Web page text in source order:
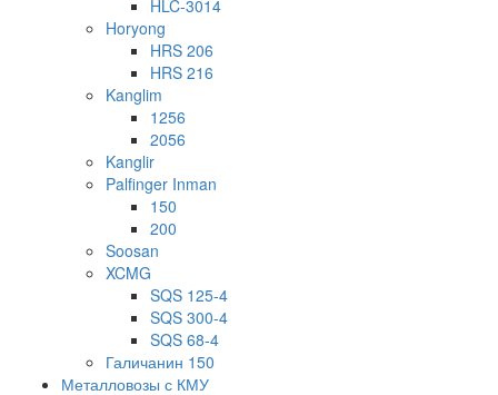
HLC-3014
Horyong
HRS 206
HRS 216
Kanglim
1256
2056
Kanglir
Palfinger Inman
150
200
Soosan
XCMG
SQS 125-4
SQS 300-4
SQS 68-4
Галичанин 150
Металловозы с КМУ